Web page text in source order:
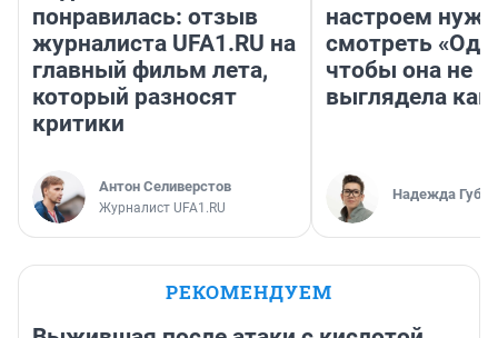
понравилась: отзыв
журналиста UFA1.RU на
главный фильм лета,
который разносят
критики
Антон Селиверстов
Журналист UFA1.RU
настроем
смотреть
чтобы она не
выглядела как
Надежда
РЕКОМЕНДУЕМ